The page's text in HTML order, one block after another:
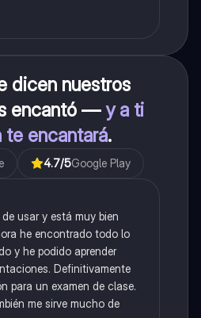
dicen nuestros
encantó —y a ti
te encantará.
4.7/5Google Play
usar y está muy bien
he encontrado todo lo
y he podido aprender
Definitivamente
para un examen de clase.
me sirve mucho de